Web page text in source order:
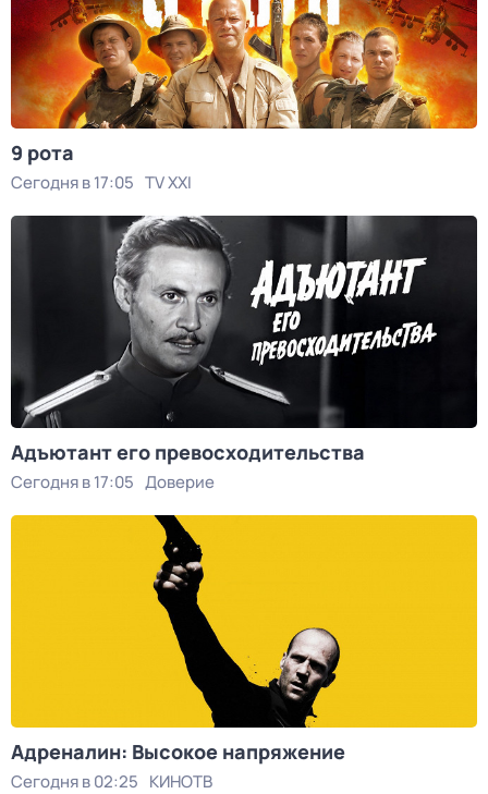
9 рота
Сегодня в 17:05 TV XXI
Адъютант его превосходительства
Сегодня в 17:05 Доверие
Адреналин: Высокое напряжение
Сегодня в 02:25 КИНОТВ